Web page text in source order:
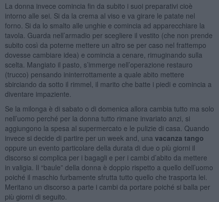
La donna invece comincia fin da subito i suoi preparativi cioè
intorno alle sei. Si da la crema al viso e va girare le patate nel
forno. Si da lo smalto alle unghie e comincia ad apparecchiare la
tavola. Guarda nell’armadio per scegliere il vestito (che non prende
subito così da poterne mettere un altro se per caso nel frattempo
dovesse cambiare idea) e comincia a cenare, rimuginando sulla
scelta. Mangiato il pasto, s’immerge nell’operazione restauro
(trucco) pensando ininterrottamente a quale abito mettere
sbirciando da sotto il rimmel, il marito che batte i piedi e comincia a
diventare impaziente.
Se la milonga è di sabato o di domenica allora cambia tutto ma solo
nell’uomo perché per la donna tutto rimane invariato anzi, si
aggiungono la spesa al supermercato e le pulizie di casa. Quando
invece si decide di partire per un week and, una vacanza tango
oppure un evento particolare della durata di due o più giorni il
discorso si complica per i bagagli e per i cambi d’abito da mettere
in valigia. Il “baule” della donna è doppio rispetto a quello dell’uomo
poiché il maschio furbamente sfrutta tutto quello che trasporta lei.
Meritano un discorso a parte i cambi da portare poiché si balla per
più giorni di seguito.